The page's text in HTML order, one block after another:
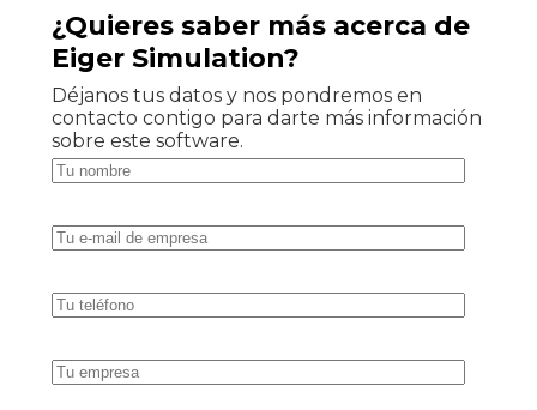
¿Quieres saber más acerca de
Eiger Simulation?
Déjanos tus datos y nos pondremos en
contacto contigo para darte más información
sobre este software.